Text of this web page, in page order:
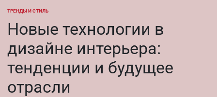
ОПУБЛИКОВАНО
ТРЕНДЫ И СТИЛЬ
Новые технологии в
дизайне интерьера:
тенденции и будущее
отрасли